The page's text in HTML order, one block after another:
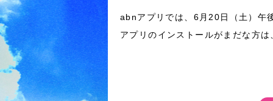
abnアプリでは、6月20日（土）午
アプリのインストールがまだな方